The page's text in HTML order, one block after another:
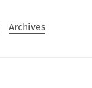
Archives